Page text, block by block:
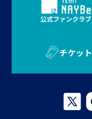
公式ファンクラブ
チケット